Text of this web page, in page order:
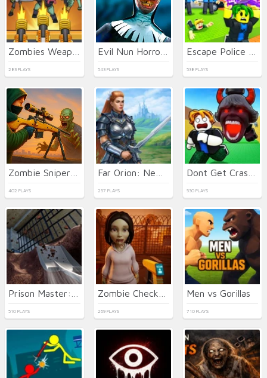
283 PLAYS 543 PLAYS 538 PLAYS
402 PLAYS 257 PLAYS 530 PLAYS
510 PLAYS 269 PLAYS
Men vs Gorillas
710 PLAYS